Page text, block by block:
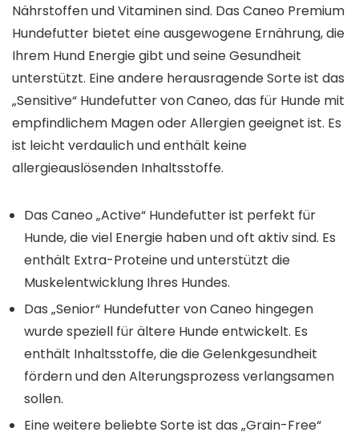
Nährstoffen und Vitaminen sind. Das Caneo Premium
Hundefutter bietet eine ausgewogene Ernährung, die
Ihrem Hund Energie gibt und seine Gesundheit
unterstützt. Eine andere herausragende Sorte ist das
„Sensitive“ Hundefutter von Caneo, das für Hunde mit
empfindlichem Magen oder Allergien geeignet ist. Es
ist leicht verdaulich und enthält keine
allergieauslösenden Inhaltsstoffe.
Das Caneo „Active“ Hundefutter ist perfekt für
Hunde, die viel Energie haben und oft aktiv sind. Es
enthält Extra-Proteine und unterstützt die
Muskelentwicklung Ihres Hundes.
Das „Senior“ Hundefutter von Caneo hingegen
wurde speziell für ältere Hunde entwickelt. Es
enthält Inhaltsstoffe, die die Gelenkgesundheit
fördern und den Alterungsprozess verlangsamen
sollen.
Eine weitere beliebte Sorte ist das „Grain-Free“